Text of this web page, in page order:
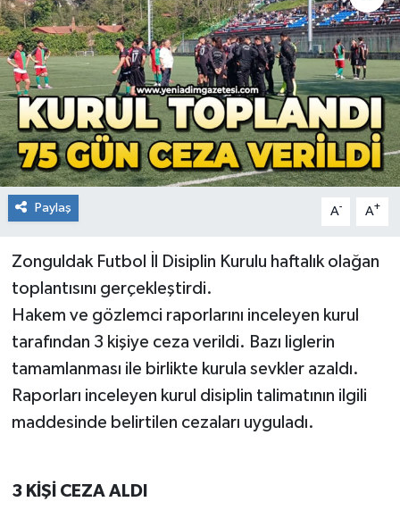
Paylaş A- A+
Zonguldak Futbol İl Disiplin Kurulu haftalık olağan
toplantısını gerçekleştirdi.
Hakem ve gözlemci raporlarını inceleyen kurul
tarafından 3 kişiye ceza verildi. Bazı liglerin
tamamlanması ile birlikte kurula sevkler azaldı.
Raporları inceleyen kurul disiplin talimatının ilgili
maddesinde belirtilen cezaları uyguladı.
3 KİŞİ CEZA ALDI
GÜNCEL
RESMİ İLAN
Künye